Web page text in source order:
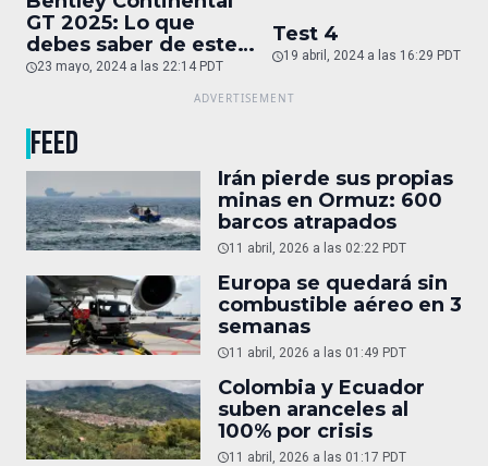
GT 2025: Lo que
debes saber de este
auto de superlujo
23 mayo, 2024 a las 22:14 PDT
Test 4
19 abril, 2024 a las 16:29 PDT
FEED
Irán pierde sus propias
minas en Ormuz: 600
barcos atrapados
11 abril, 2026 a las 02:22 PDT
Europa se quedará sin
combustible aéreo en 3
semanas
11 abril, 2026 a las 01:49 PDT
Colombia y Ecuador
suben aranceles al
100% por crisis
11 abril, 2026 a las 01:17 PDT